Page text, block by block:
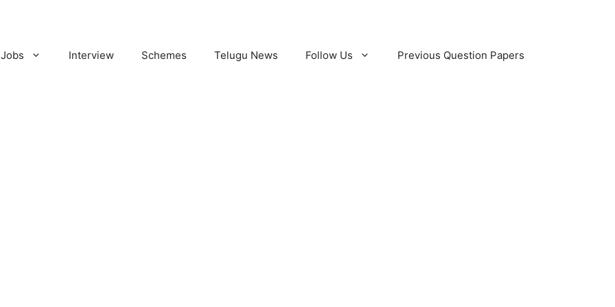
Jobs Interview Schemes Telugu News Follow Us Previous Question Papers